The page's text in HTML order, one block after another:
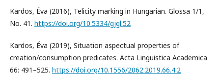
Kardos, Éva (2016), Telicity marking in Hungarian. Glossa 1/1,
No. 41. https://doi.org/10.5334/gjgl.52
Kardos, Éva (2019), Situation aspectual properties of
creation/consumption predicates. Acta Linguistica Academica
66: 491–525. https://doi.org/10.1556/2062.2019.66.4.2